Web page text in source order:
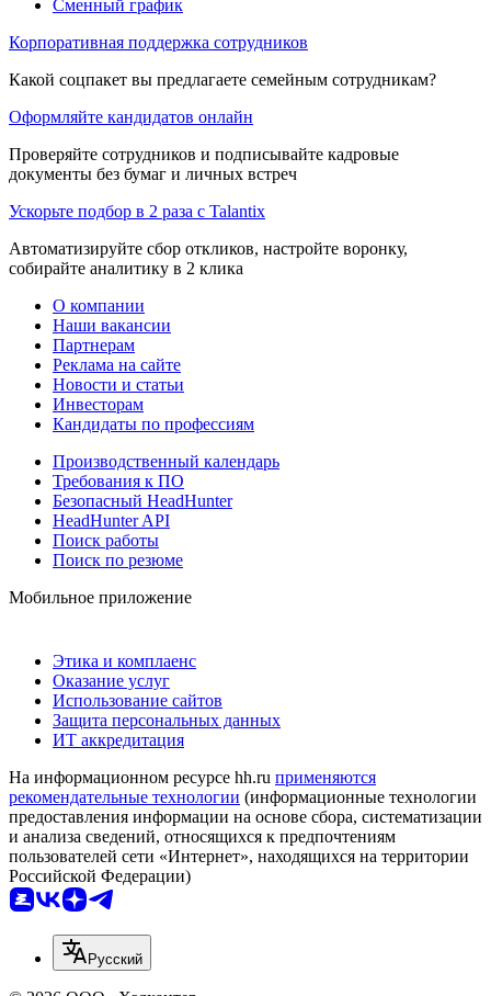
Сменный график
Корпоративная поддержка сотрудников
Какой соцпакет вы предлагаете семейным сотрудникам?
Оформляйте кандидатов онлайн
Проверяйте сотрудников и подписывайте кадровые
документы без бумаг и личных встреч
Ускорьте подбор в 2 раза с Talantix
Автоматизируйте сбор откликов, настройте воронку,
собирайте аналитику в 2 клика
О компании
Наши вакансии
Партнерам
Реклама на сайте
Новости и статьи
Инвесторам
Кандидаты по профессиям
Производственный календарь
Требования к ПО
Безопасный HeadHunter
HeadHunter API
Поиск работы
Поиск по резюме
Мобильное приложение
Этика и комплаенс
Оказание услуг
Использование сайтов
Защита персональных данных
ИТ аккредитация
На информационном ресурсе hh.ru применяются
рекомендательные технологии (информационные технологии
предоставления информации на основе сбора, систематизации
и анализа сведений, относящихся к предпочтениям
пользователей сети «Интернет», находящихся на территории
Российской Федерации)
Русский